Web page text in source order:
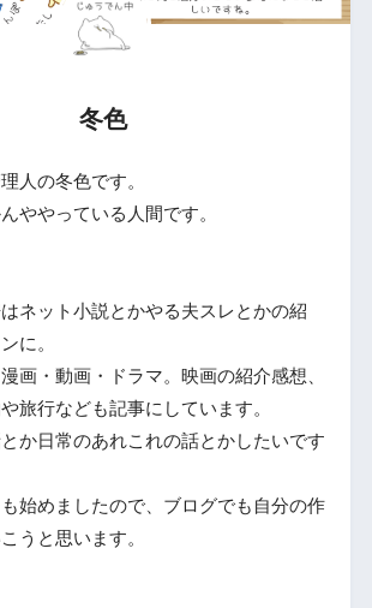
冬色
人の冬色です。
ややっている人間です。
ネット小説とかやる夫スレとかの紹
に。
画・動画・ドラマ。映画の紹介感想、
旅行なども記事にしています。
か日常のあれこれの話とかしたいです
始めましたので、ブログでも自分の作
うと思います。